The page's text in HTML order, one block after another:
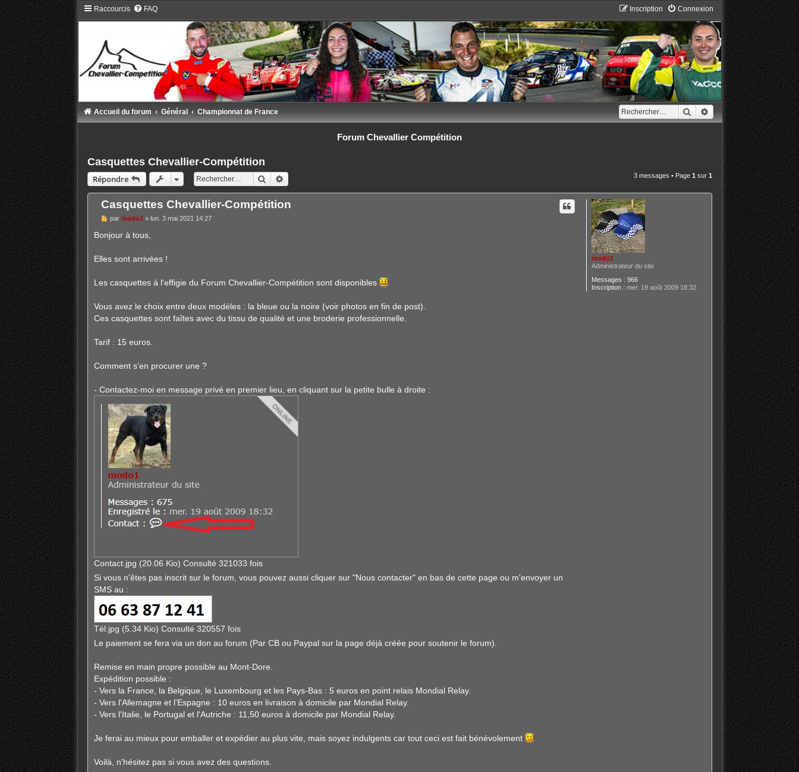
Raccourcis FAQ Connexion
Inscription
RechercherRecherche avancée
Accueil du forum Général Championnat de France
Forum Chevallier Compétition
Casquettes Chevallier-Compétition
Répondre Rechercher 3 messages • Page 1 sur 1
modo1
Administrateur du site
Messages : 966
Inscription : mer. 19 août 2009 18:32
Casquettes Chevallier-Compétition
M
s
s
g
e
parmodo1 »lun. 3 mai 2021 14:27
Bonjour à tous,
Elles sont arrivées !
Les casquettes à l'effigie du Forum Chevallier-Compétition sont disponibles
Vous avez le choix entre deux modèles : la bleue ou la noire (voir photos en fin de post).
Ces casquettes sont faîtes avec du tissu de qualité et une broderie professionnelle.
Tarif : 15 euros.
Comment s'en procurer une ?
- Contactez-moi en message privé en premier lieu, en cliquant sur la petite bulle à droite :
Contact.jpg (20.06 Kio) Consulté 321033 fois
Si vous n'êtes pas inscrit sur le forum, vous pouvez aussi cliquer sur "Nous contacter" en bas de cette page ou m'envoyer un
SMS au :
Tél.jpg (5.34 Kio) Consulté 320557 fois
Le paiement se fera via un don au forum (Par CB ou Paypal sur la page déjà créée pour soutenir le forum).
Remise en main propre possible au Mont-Dore.
Expédition possible :
- Vers la France, la Belgique, le Luxembourg et les Pays-Bas : 5 euros en point relais Mondial Relay.
- Vers l'Allemagne et l'Espagne : 10 euros en livraison à domicile par Mondial Relay.
- Vers l'Italie, le Portugal et l'Autriche : 11,50 euros à domicile par Mondial Relay.
Je ferai au mieux pour emballer et expédier au plus vite, mais soyez indulgents car tout ceci est fait bénévolement
Voilà, n'hésitez pas si vous avez des questions.